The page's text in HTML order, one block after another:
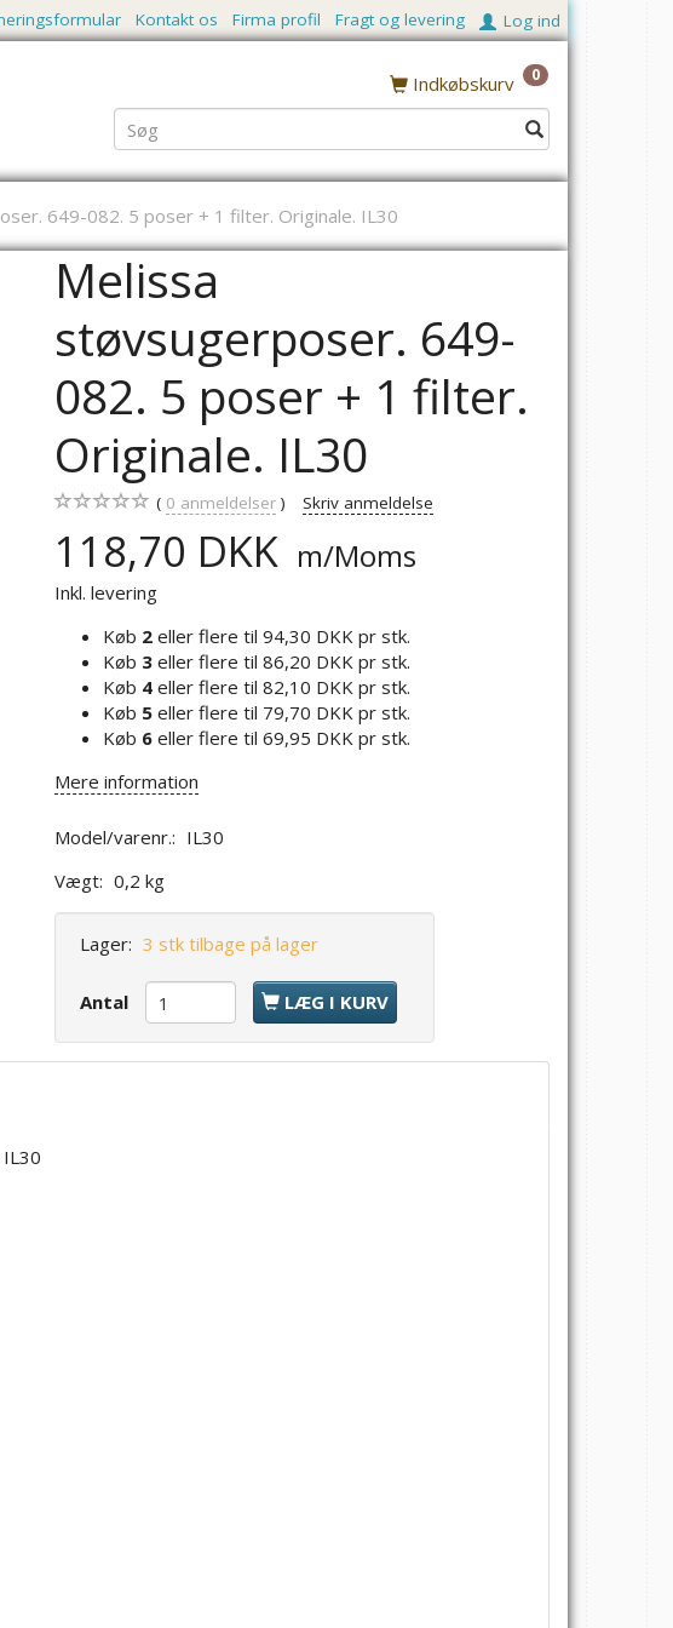
Log ind
Fragt og levering
Firma profil
Kontakt os
Indkøbskurv 0
649-082. 5 poser + 1 filter. Originale. IL30
Melissa
støvsugerposer. 649-
082. 5 poser + 1 filter.
Originale. IL30
0 anmeldelser Skriv anmeldelse
118,70 DKK m/Moms
Inkl. levering
Køb 2 eller flere til94,30 DKKpr stk.
Køb 3 eller flere til86,20 DKKpr stk.
Køb 4 eller flere til82,10 DKKpr stk.
Køb 5 eller flere til 79,70 DKKpr stk.
Køb 6 eller flere til69,95 DKKpr stk.
Mere information
Model/varenr.: IL30
Vægt: 0,2 kg
Lager: 3 stk tilbage på lager
Antal LÆG I KURV